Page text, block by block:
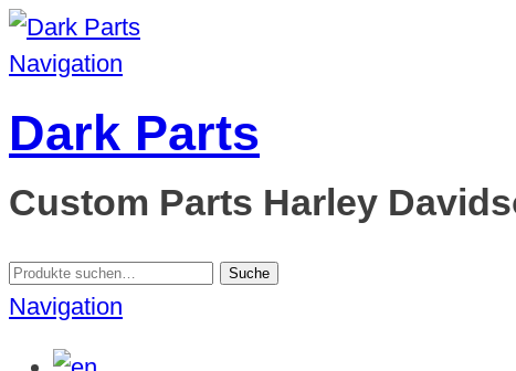
Navigation
Dark Parts
Custom Parts Harley
Suche
nach:
Suche
Navigation